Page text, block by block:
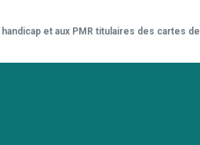
et aux PMR titulaires des cartes de